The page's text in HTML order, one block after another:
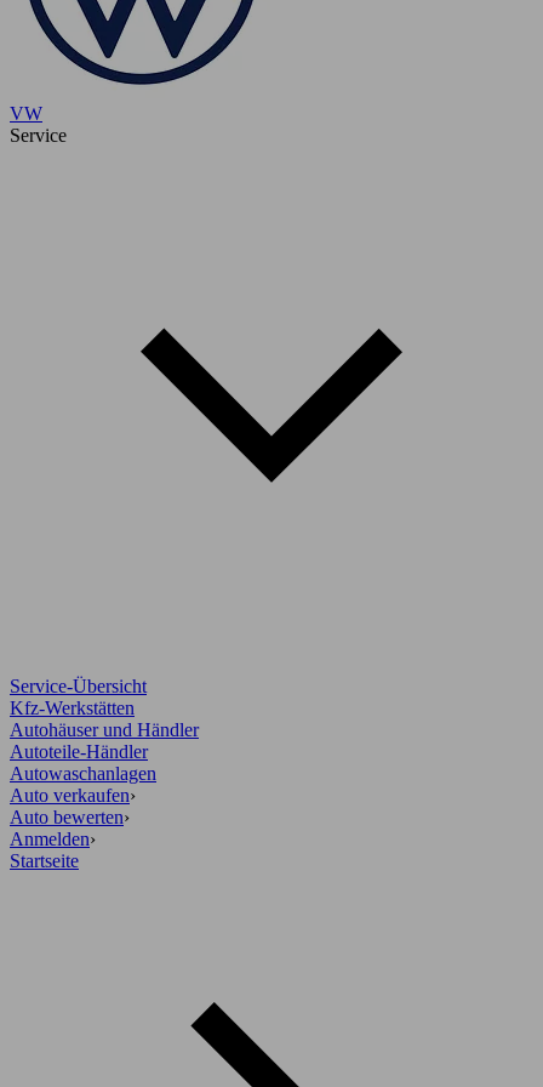
VW
Service
Service-Übersicht
Kfz-Werkstätten
Autohäuser und Händler
Autoteile-Händler
Autowaschanlagen
Auto verkaufen›
Auto bewerten›
Anmelden›
Startseite